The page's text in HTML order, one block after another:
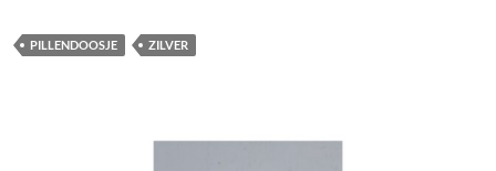
PILLENDOOSJE ZILVER